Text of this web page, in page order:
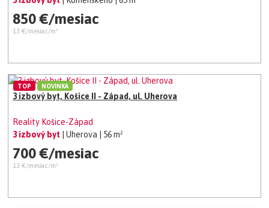
850 €/mesiac
13 €/mesiac/m²
3 izbový byt, Košice II - Západ, ul. Uherova
Reality Košice-Západ
3 izbový byt
| Uherova | 56 m²
700 €/mesiac
13 €/mesiac/m²
TOP NOVINKA